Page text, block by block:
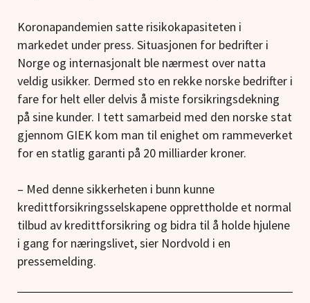
Koronapandemien satte risikokapasiteten i
markedet under press. Situasjonen for bedrifter i
Norge og internasjonalt ble nærmest over natta
veldig usikker. Dermed sto en rekke norske bedrifter i
fare for helt eller delvis å miste forsikringsdekning
på sine kunder. I tett samarbeid med den norske stat
gjennom GIEK kom man til enighet om rammeverket
for en statlig garanti på 20 milliarder kroner.
– Med denne sikkerheten i bunn kunne
kredittforsikringsselskapene opprettholde et normal
tilbud av kredittforsikring og bidra til å holde hjulene
i gang for næringslivet, sier Nordvold i en
pressemelding.